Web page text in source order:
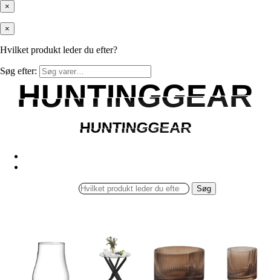
×
×
Hvilket produkt leder du efter?
Søg efter:
HUNTINGGEAR
HUNTINGGEAR
HUNTINGGEAR
HUNTINGGEAR
Søg